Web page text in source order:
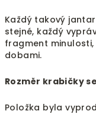
Každý takový
stejné, každý
fragment
dobami.
Rozměr krabičky
Položka byla